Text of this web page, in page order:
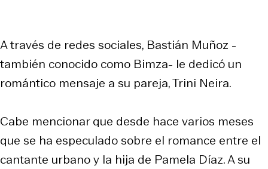
A través de redes sociales, Bastián Muñoz -
también conocido como Bimza- le dedicó un
romántico mensaje a su pareja, Trini Neira.
Cabe mencionar que desde hace varios meses
que se ha especulado sobre el romance entre el
cantante urbano y la hija de Pamela Díaz. A su